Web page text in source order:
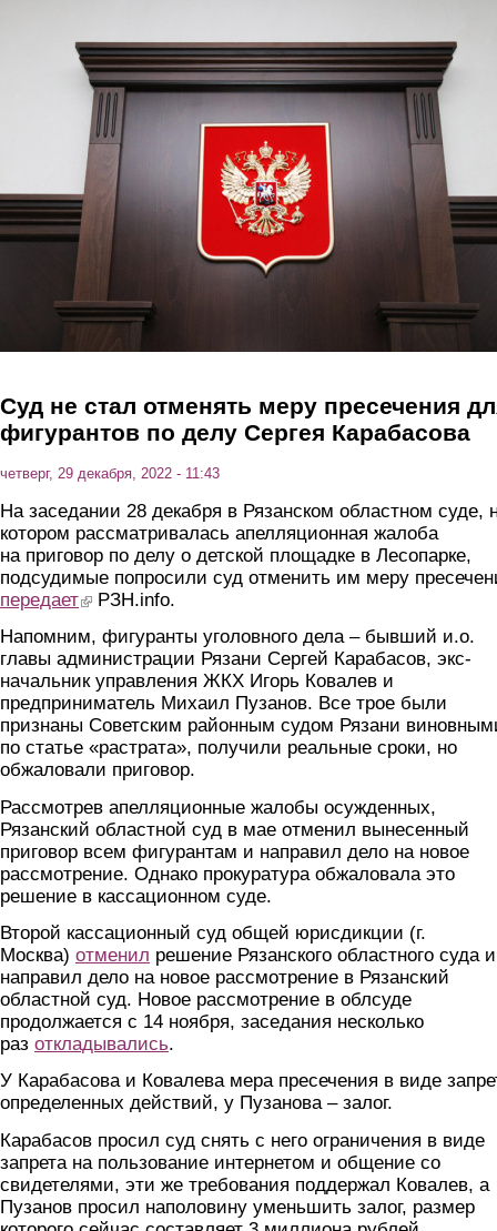
Суд не стал отменять меру пресечения
фигурантов по делу Сергея Карабасова
четверг, 29 декабря, 2022 - 11:43
На заседании 28 декабря в Рязанском областном суде,
котором рассматривалась апелляционная жалоба
на приговор по делу о детской площадке в Лесопарке,
подсудимые попросили суд отменить им меру
передает(link is external)
РЗН.info.
Напомним, фигуранты уголовного дела – бывший и.о.
главы администрации Рязани Сергей Карабасов, экс-
начальник управления ЖКХ Игорь Ковалев и
предприниматель Михаил Пузанов. Все трое были
признаны Советским районным судом Рязани
по статье «растрата», получили реальные сроки, но
обжаловали приговор.
Рассмотрев апелляционные жалобы осужденных,
Рязанский областной суд в мае отменил вынесенный
приговор всем фигурантам и направил дело на новое
рассмотрение. Однако прокуратура обжаловала это
решение в кассационном суде.
Второй кассационный суд общей юрисдикции (г.
Москва) отменил решение Рязанского областного суда и
направил дело на новое рассмотрение в Рязанский
областной суд. Новое рассмотрение в облсуде
продолжается с 14 ноября, заседания несколько
раз откладывались.
У Карабасова и Ковалева мера пресечения в виде
определенных действий, у Пузанова – залог.
Карабасов просил суд снять с него ограничения в виде
запрета на пользование интернетом и общение со
свидетелями, эти же требования поддержал Ковалев, а
Пузанов просил наполовину уменьшить залог, размер